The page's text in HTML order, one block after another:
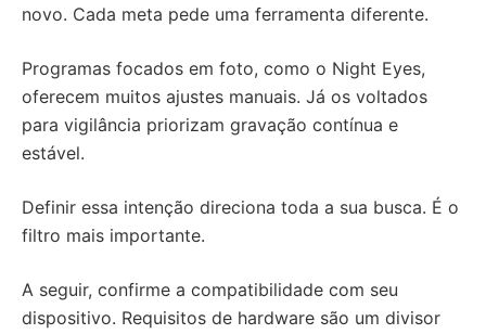
novo. Cada meta pede uma ferramenta diferente.
Programas focados em foto, como o Night Eyes,
oferecem muitos ajustes manuais. Já os voltados
para vigilância priorizam gravação contínua e
estável.
Definir essa intenção direciona toda a sua busca. É o
filtro mais importante.
A seguir, confirme a compatibilidade com seu
dispositivo. Requisitos de hardware são um divisor